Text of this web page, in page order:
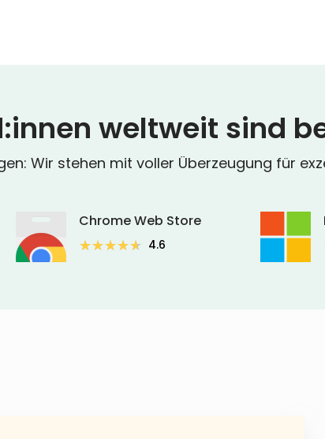
weltweit sind
Wir stehen mit voller Überzeugung für
Chrome Web Store
★★★★★
★★★★★ 4.6